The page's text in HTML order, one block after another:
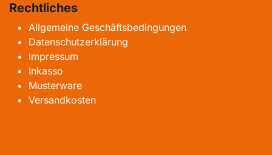
Rechtliches
Allgemeine Geschäftsbedingungen
Datenschutzerklärung
Impressum
Inkasso
Musterware
Versandkosten